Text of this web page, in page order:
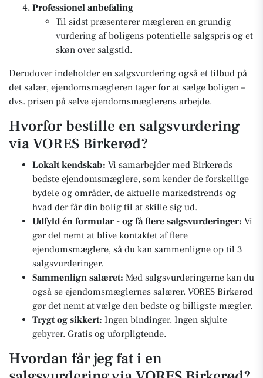
Professionel anbefaling
Til sidst præsenterer mægleren en grundig
vurdering af boligens potentielle salgspris og et
skøn over salgstid.
Derudover indeholder en salgsvurdering også et tilbud på
det salær, ejendomsmægleren tager for at sælge boligen –
dvs. prisen på selve ejendomsmæglerens arbejde.
Hvorfor bestille en salgsvurdering
via VORES Birkerød?
Lokalt kendskab: Vi samarbejder med Birkerøds
bedste ejendomsmæglere, som kender de forskellige
bydele og områder, de aktuelle markedstrends og
hvad der får din bolig til at skille sig ud.
Udfyld én formular - og få flere salgsvurderinger: Vi
gør det nemt at blive kontaktet af flere
ejendomsmæglere, så du kan sammenligne op til 3
salgsvurderinger.
Sammenlign salæret: Med salgsvurderingerne kan du
også se ejendomsmæglernes salærer. VORES Birkerød
gør det nemt at vælge den bedste og billigste mægler.
Trygt og sikkert: Ingen bindinger. Ingen skjulte
gebyrer. Gratis og uforpligtende.
Hvordan får jeg fat i en